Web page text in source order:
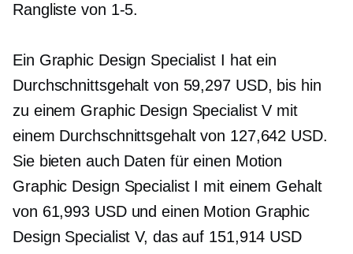
Rangliste von 1-5.
Ein Graphic Design Specialist I hat ein
Durchschnittsgehalt von 59,297 USD, bis hin
zu einem Graphic Design Specialist V mit
einem Durchschnittsgehalt von 127,642 USD.
Sie bieten auch Daten für einen Motion
Graphic Design Specialist I mit einem Gehalt
von 61,993 USD und einen Motion Graphic
Design Specialist V, das auf 151,914 USD